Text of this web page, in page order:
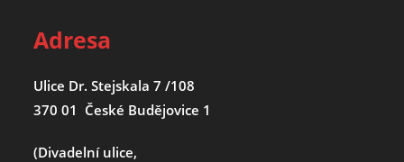
Adresa
Ulice Dr. Stejskala 7 /108
370 01 České Budějovice 1
(Divadelní ulice,